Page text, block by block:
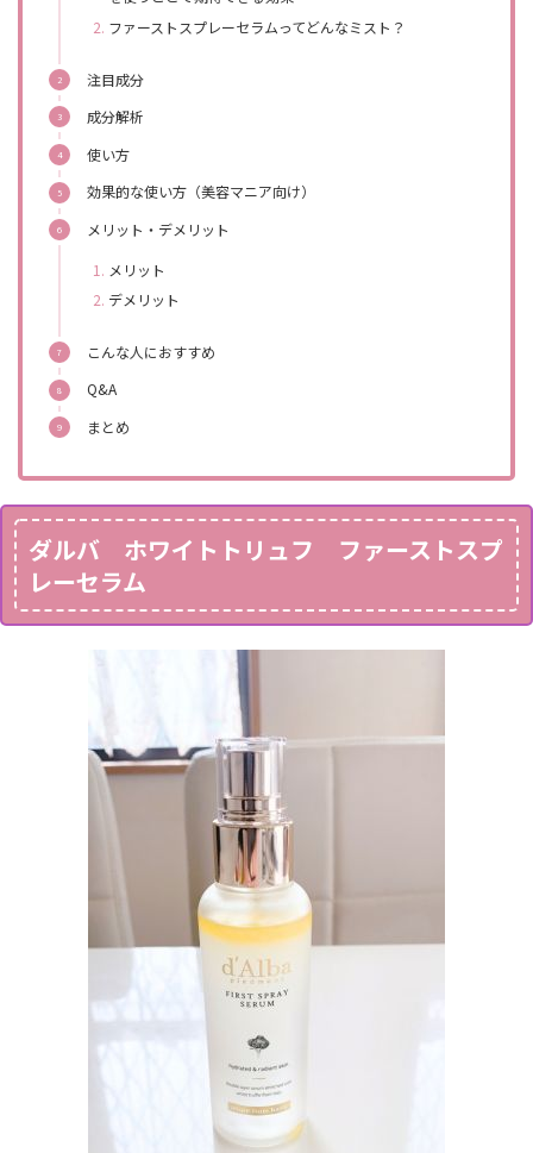
ファーストスプレーセラムってどんなミスト？
注目成分
成分解析
使い方
効果的な使い方（美容マニア向け）
メリット・デメリット
メリット
デメリット
こんな人におすすめ
Q&A
まとめ
ダルバ ホワイトトリュフ ファーストスプ
レーセラム